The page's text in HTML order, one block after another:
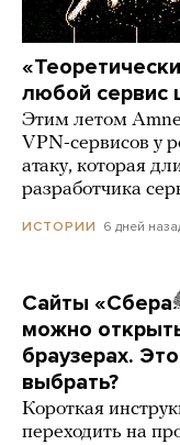
любой сервис
Этим летом
VPN-сервисов у
атаку, которая
разработчика
ИСТОРИИ 6 дней
Сайты
можно
браузерах.
выбрать?
Короткая
переходить на